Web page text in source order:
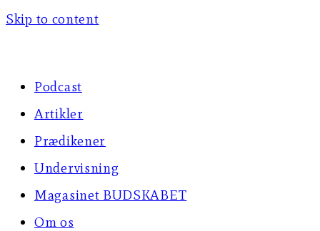
Skip to content
Podcast
Artikler
Prædikener
Undervisning
Magasinet BUDSKABET
Om os